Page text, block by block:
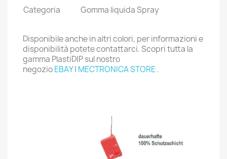
Categoria Gomma liquida Spray
Disponibile anche in altri colori, per informazioni e
disponibilità potete contattarci. Scopri tutta la
gamma PlastiDIP sul nostro
negozioEBAY| MECTRONICA STORE.